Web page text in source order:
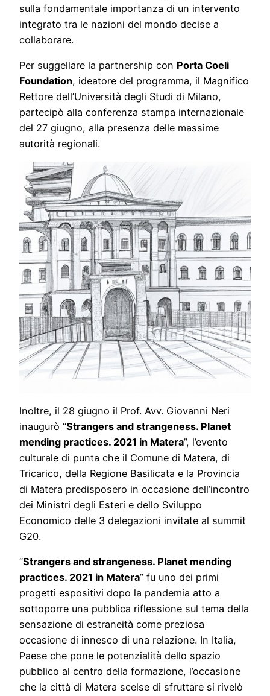
sulla fondamentale importanza di un intervento
integrato tra le nazioni del mondo decise a
collaborare.
Per suggellare la partnership con Porta Coeli
Foundation, ideatore del programma, il Magnifico
Rettore dell’Università degli Studi di Milano,
partecipò alla conferenza stampa internazionale
del 27 giugno, alla presenza delle massime
autorità regionali.
Inoltre, il 28 giugno il Prof. Avv. Giovanni Neri
inaugurò “Strangers and strangeness. Planet
mending practices. 2021 in Matera”, l’evento
culturale di punta che il Comune di Matera, di
Tricarico, della Regione Basilicata e la Provincia
di Matera predisposero in occasione dell’incontro
dei Ministri degli Esteri e dello Sviluppo
Economico delle 3 delegazioni invitate al summit
G20.
“Strangers and strangeness. Planet mending
practices. 2021 in Matera” fu uno dei primi
progetti espositivi dopo la pandemia atto a
sottoporre una pubblica riflessione sul tema della
sensazione di estraneità come preziosa
occasione di innesco di una relazione. In Italia,
Paese che pone le potenzialità dello spazio
pubblico al centro della formazione, l’occasione
che la città di Matera scelse di sfruttare si rivelò